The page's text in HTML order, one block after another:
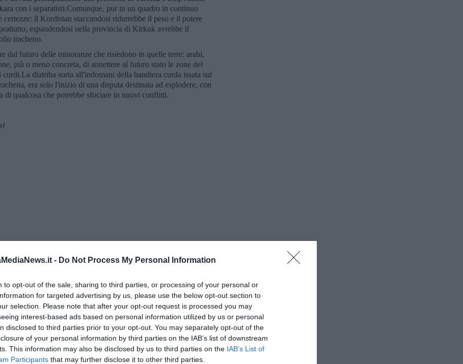
- Do Not Process My Personal Information
to opt-out of the sale, sharing to third parties, or processing of your personal or
for targeted advertising by us, please use the below opt-out section to
selection. Please note that after your opt-out request is processed you may
interest-based ads based on personal information utilized by us or personal
disclosed to third parties prior to your opt-out. You may separately opt-out of the
of your personal information by third parties on the IAB’s list of downstream
This information may also be disclosed by us to third parties on the IAB’s List of
Participants that may further disclose it to other third parties.
con i separatisti.Comunque, pur in un quadro in continuo
certezze: il Kurdistan staccandosi ridurrebbe il peso e il potere
espandendosi nella provincia di Kirkuk avrebbe il
iracheno.
dal futuro delle minoranze che risiedono in quelle terre: arabi,
più o meno concreta, di annettere al futuro stato le zone del
diatriba sorta all'indomani della bandiera curda issata sul
era solo l'inizio di una disputa destinata ad esplodere, con
di qualcosa che potrebbe sfociare in nuovi conflitti.
Alfredo De Girolamo e Enrico Catassi
il 7 ottobre 2023